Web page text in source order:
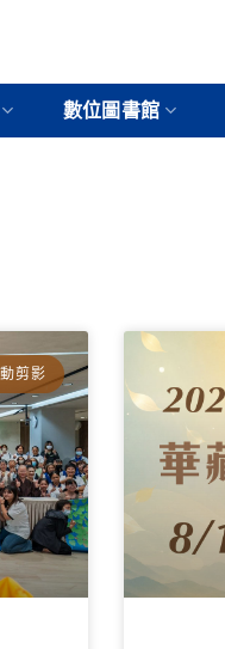
數位圖書館
剪影